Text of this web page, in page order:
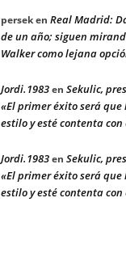
perseken Real Madrid:
de un año; siguen
Walker como lejana
Jordi.1983en Sekulic,
«El primer éxito será
estilo y esté contenta con
Jordi.1983en Sekulic,
«El primer éxito será
estilo y esté contenta con